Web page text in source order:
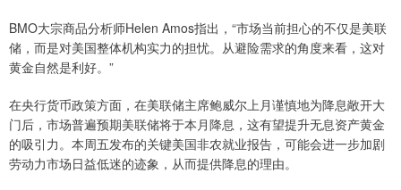
BMO大宗商品分析师Helen Amos指出，“市场当前担心的不仅是美联
储，而是对美国整体机构实力的担忧。从避险需求的角度来看，这对
黄金自然是利好。”
在央行货币政策方面，在美联储主席鲍威尔上月谨慎地为降息敞开大
门后，市场普遍预期美联储将于本月降息，这有望提升无息资产黄金
的吸引力。本周五发布的关键美国非农就业报告，可能会进一步加剧
劳动力市场日益低迷的迹象，从而提供降息的理由。